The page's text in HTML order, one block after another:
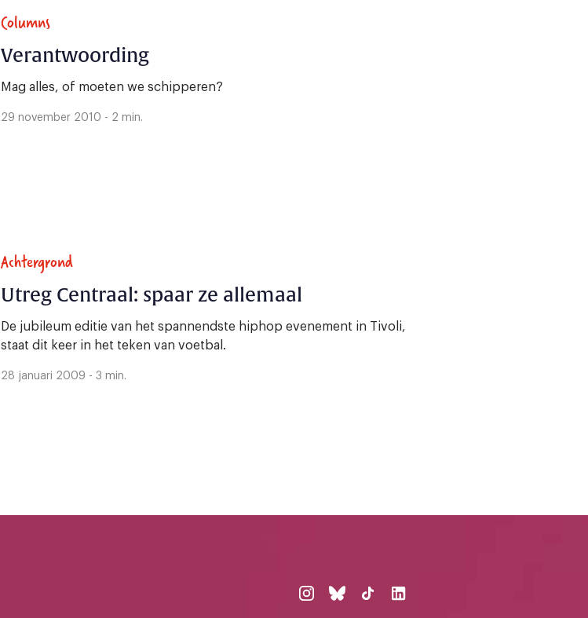
Columns
Verantwoording
Mag alles, of moeten we schipperen?
29 november 2010 - 2 min.
Achtergrond
Utreg Centraal: spaar ze allemaal
De jubileum editie van het spannendste hiphop evenement in Tivoli,
staat dit keer in het teken van voetbal.
28 januari 2009 - 3 min.